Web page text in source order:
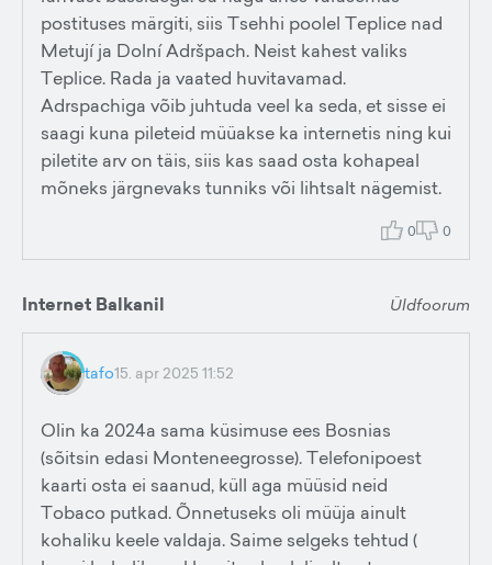
postituses märgiti, siis Tsehhi poolel Teplice nad
Metují ja Dolní Adršpach. Neist kahest valiks
Teplice. Rada ja vaated huvitavamad.
Adrspachiga võib juhtuda veel ka seda, et sisse ei
saagi kuna pileteid müüakse ka internetis ning kui
piletite arv on täis, siis kas saad osta kohapeal
mõneks järgnevaks tunniks või lihtsalt nägemist.
0 0
Internet Balkanil Üldfoorum
tafo15. apr 2025 11:52
Olin ka 2024a sama küsimuse ees Bosnias
(sõitsin edasi Monteneegrosse). Telefonipoest
kaarti osta ei saanud, küll aga müüsid neid
Tobaco putkad. Õnnetuseks oli müüja ainult
kohaliku keele valdaja. Saime selgeks tehtud (